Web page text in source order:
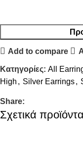
Add to compare
Κατηγορίες: All
High , Silver Earrings,
Share:
Σχετικά προϊόντα